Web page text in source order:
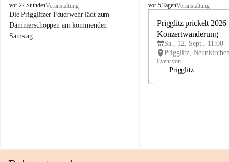
P
r
i
g
vor 22 StundenVeranstaltung
Die Prigglitzer Feuerwehr lädt zum
Dämmerschoppen am kommenden
Samstag……
P
vor 5 TagenVeranstaltung
Prigglitz prickelt 2026
Konzertwanderung
Sa., 12. Sept., 11:00
Event von
Prigglitz